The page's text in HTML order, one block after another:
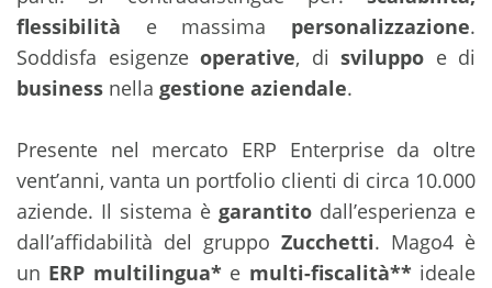
flessibilità e massima personalizzazione.
Soddisfa esigenze operative, di sviluppo e di
business nella gestione aziendale.
Presente nel mercato ERP Enterprise da oltre
vent’anni, vanta un portfolio clienti di circa 10.000
aziende. Il sistema è garantito dall’esperienza e
dall’affidabilità del gruppo Zucchetti. Mago4 è
un ERP multilingua*e multi-fiscalità**ideale